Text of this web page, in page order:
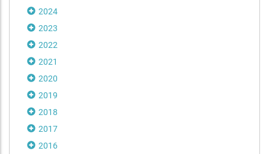
2024
2023
2022
2021
2020
2019
2018
2017
2016